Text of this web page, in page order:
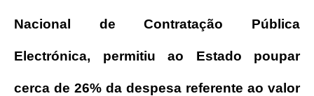
Nacional de Contratação Pública
Electrónica, permitiu ao Estado poupar
cerca de 26% da despesa referente ao valor